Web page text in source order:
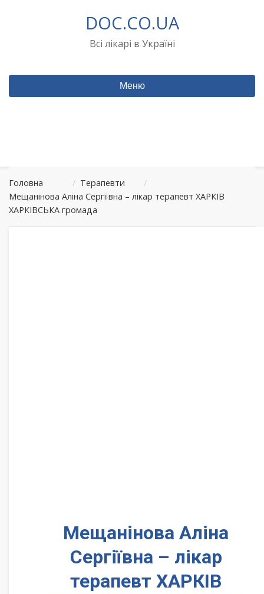
DOC.CO.UA
Всі лікарі в Україні
Меню
Головна / Терапевти
/
Мещанінова Аліна Сергіївна – лікар терапевт ХАРКІВ
ХАРКІВСЬКА громада
Мещанінова Аліна
Сергіївна – лікар
терапевт ХАРКІВ